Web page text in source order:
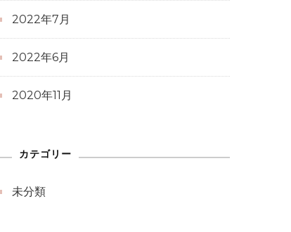
2022年7月
2022年6月
2020年11月
カテゴリー
未分類